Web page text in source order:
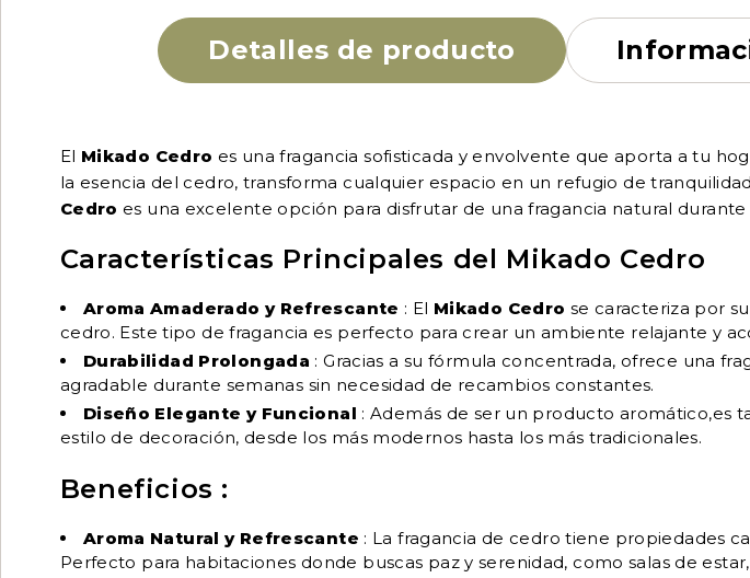
Detalles de producto
El Mikado Cedro es una fragancia sofisticada y envolvente que aporta a tu
la esencia del cedro, transforma cualquier espacio en un refugio de
Cedro es una excelente opción para disfrutar de una fragancia natural
Características Principales del Mikado Cedro
Aroma Amaderado y Refrescante : El Mikado Cedro se caracteriza por
cedro. Este tipo de fragancia es perfecto para crear un ambiente relajante y
Durabilidad Prolongada : Gracias a su fórmula concentrada, ofrece una
agradable durante semanas sin necesidad de recambios constantes.
Diseño Elegante y Funcional : Además de ser un producto aromático,es
estilo de decoración, desde los más modernos hasta los más tradicionales.
Beneficios :
Aroma Natural y Refrescante : La fragancia de cedro tiene propiedades
Perfecto para habitaciones donde buscas paz y serenidad, como salas de